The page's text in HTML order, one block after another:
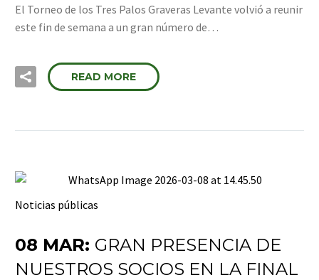
El Torneo de los Tres Palos Graveras Levante volvió a reunir
este fin de semana a un gran número de…
READ MORE
Noticias públicas
08 MAR: GRAN PRESENCIA DE
NUESTROS SOCIOS EN LA FINAL